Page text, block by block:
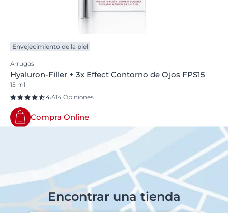
Envejecimiento de la piel
Arrugas
Hyaluron-Filler + 3x Effect Contorno de Ojos FPS15
15 ml
4.414 Opiniones
Compra Online
Encontrar una tienda